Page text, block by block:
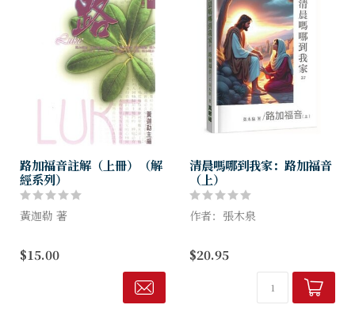
路加福音註解（上冊）（解
經系列）
黃迦勒 著
式，以古今中外基督教眾名家
著作為取材對象，擇善而錄，
$15.00
清晨嗎哪到我家：路加福音
（上）
作者：張木泉
收藏
66卷聖經分冊或合輯陸續推出
$20.95